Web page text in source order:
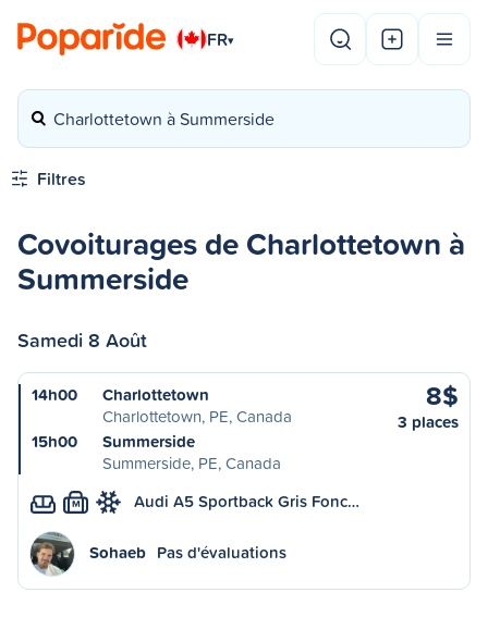
FR▾
Charlottetown à Summerside
Filtres
Covoiturages de Charlottetown à
Summerside
Samedi 8 Août
14h00
Charlottetown
Charlottetown, PE, Canada
15h00
Summerside
Summerside, PE, Canada
8$
3 places
M Audi A5 Sportback Gris Fonc…
Sohaeb Pas d'évaluations